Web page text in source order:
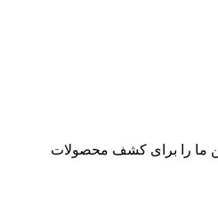
ما را برای کشف محصولات